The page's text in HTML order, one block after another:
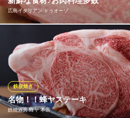
Le Feu Barbare（ル・フ・バルバ
厳選海の幸と薪火料理
広電宇品線袋町駅 徒歩4分
広島県広島市中区中町1-19
広島イタリアン ドゥオーゾ
新鮮な食材使用☆彡 充実したバルメニ
インと一緒にお楽しみください♪
広島イタリアン ドゥオーゾ
記念日祝いにイタリアン
広電本線銀山町駅 徒歩4分
広島県広島市中区橋本町6-14 1F
名物！！蜂ヤステーキ
鉄焼酒房 蜂ヤ 本店
鉄板焼き